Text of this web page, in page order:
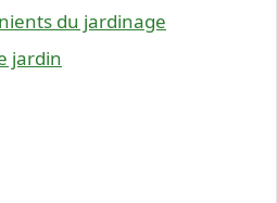
du jardinage
jardin